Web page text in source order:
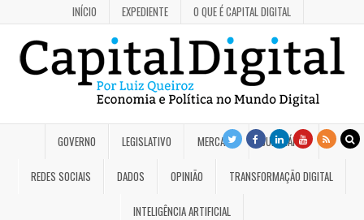
INÍCIO EXPEDIENTE O QUE É CAPITAL DIGITAL
GOVERNO LEGISLATIVO MERCADO JUDICIÁRIO
REDES SOCIAIS DADOS OPINIÃO TRANSFORMAÇÃO DIGITAL
INTELIGÊNCIA ARTIFICIAL